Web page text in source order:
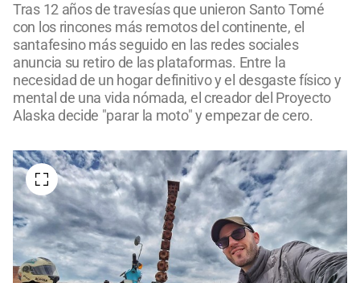
Tras 12 años de travesías que unieron Santo Tomé
con los rincones más remotos del continente, el
santafesino más seguido en las redes sociales
anuncia su retiro de las plataformas. Entre la
necesidad de un hogar definitivo y el desgaste físico y
mental de una vida nómada, el creador del Proyecto
Alaska decide "parar la moto" y empezar de cero.